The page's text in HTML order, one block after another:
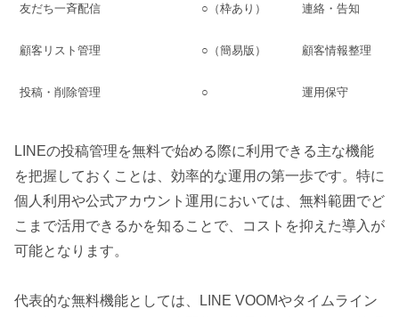
友だち一斉配信 ○（枠あり） 連絡・告知
顧客リスト管理 ○（簡易版） 顧客情報整理
投稿・削除管理 ○ 運用保守
LINEの投稿管理を無料で始める際に利用できる主な機能
を把握しておくことは、効率的な運用の第一歩です。特に
個人利用や公式アカウント運用においては、無料範囲でど
こまで活用できるかを知ることで、コストを抑えた導入が
可能となります。
代表的な無料機能としては、LINE VOOMやタイムライン